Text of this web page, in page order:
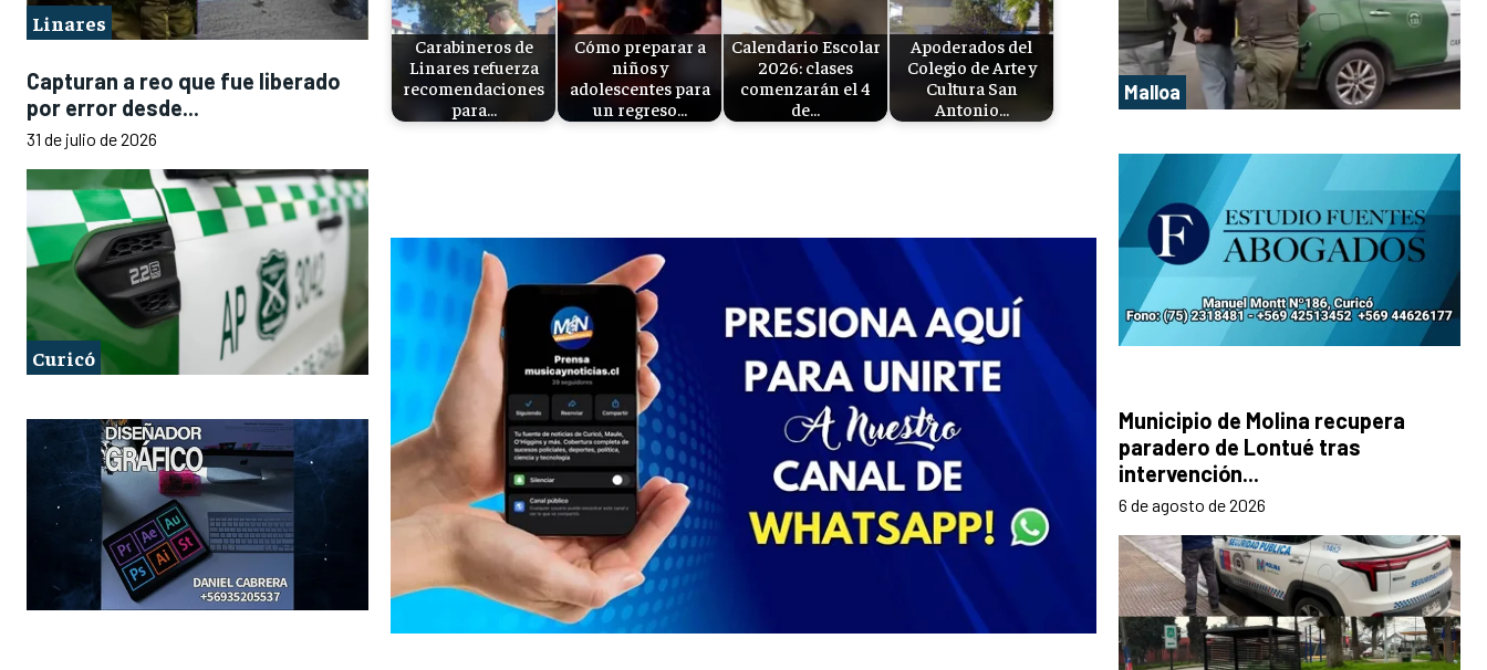
Linares
Capturan a reo que fue liberado
por error desde...
31 de julio de 2026
Curicó
Carabineros de
Linares refuerza
recomendaciones
para…
Cómo preparar a
niños y
adolescentes para
un regreso…
Calendario Escolar
2026: clases
comenzarán el 4
de…
Apoderados del
Colegio de Arte y
Cultura San
Antonio…
Malloa
Municipio de Molina recupera
paradero de Lontué tras
intervención...
6 de agosto de 2026